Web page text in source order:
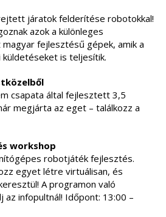
járatok felderítése robotokkal!
azok a különleges
fejlesztésű gépek, amik a
is teljesítik.
csapata által fejlesztett 3,5
megjárta az eget – találkozz a
workshop
robotjáték fejlesztés.
egyet létre virtuálisan, és
A programon való
infopultnál! Időpont: 13:00 –